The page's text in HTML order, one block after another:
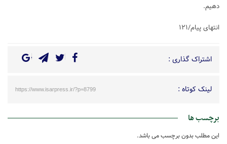
دهیم.
انتهای پیام/۱۲۱
اشتراک گذاری :
لینک کوتاه : https://www.isarpress.ir/?p=8799
برچسب ها
این مطلب بدون برچسب می باشد.